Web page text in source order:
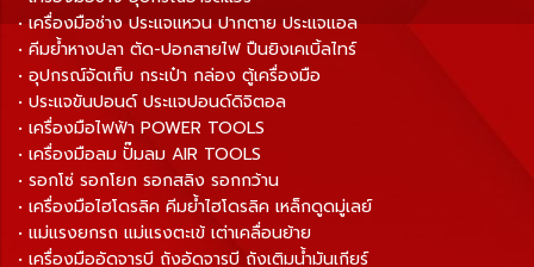
• เครื่องมือช่าง ประแจแหวน ปากตาย ประแจแอล
• คีมย้ำหางปลา ตัด-ปอกสายไฟ ปืนยิงเคเบิ้ลไทร์
• อุปกรณ์จัดเก็บ กระเป๋า กล่อง ตู้เครื่องมือ
• ประแจขันปอนด์ ประแจปอนด์ดิจิตอล
• เครื่องมือไฟฟ้า POWER TOOLS
• เครื่องมือลม ปั๊มลม AIR TOOLS
• รอกโซ่ รอกโยก รอกสลิง รอกกว้าน
• เครื่องมือไฮโดรลิค คีมย้ำไฮโดรลิค เหล็กดูดมู่เลย์
• แม่แรงยกรถ แม่แรงตะเข้ เต่าเคลื่อนย้าย
• เครื่องมืออัดจารบี ถังอัดจารบี ถังเติมน้ำมันเกียร์